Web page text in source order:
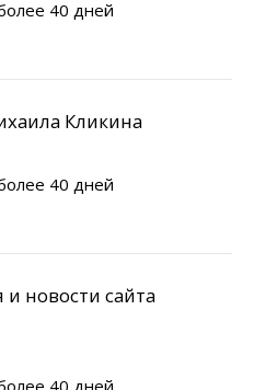
40 дней
Кликина
40 дней
новости сайта
40 дней